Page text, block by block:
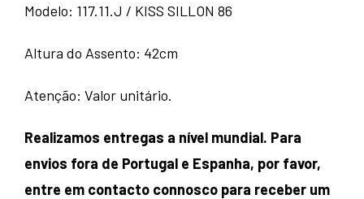
Modelo: 117.11.J / KISS SILLON 86
Altura do Assento: 42cm
Atenção: Valor unitário.
Realizamos entregas a nível mundial. Para
envios fora de Portugal e Espanha, por favor,
entre em contacto connosco para receber um